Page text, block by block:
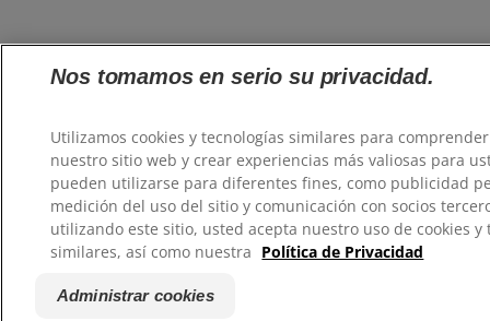
Nos tomamos en serio su privacidad.
Utilizamos cookies y tecnologías similares para
nuestro sitio web y crear experiencias más valiosas para
pueden utilizarse para diferentes fines, como publicidad
medición del uso del sitio y comunicación con socios
utilizando este sitio, usted acepta nuestro uso de cookies y
similares, así como nuestra Política de Privacidad
Administrar cookies